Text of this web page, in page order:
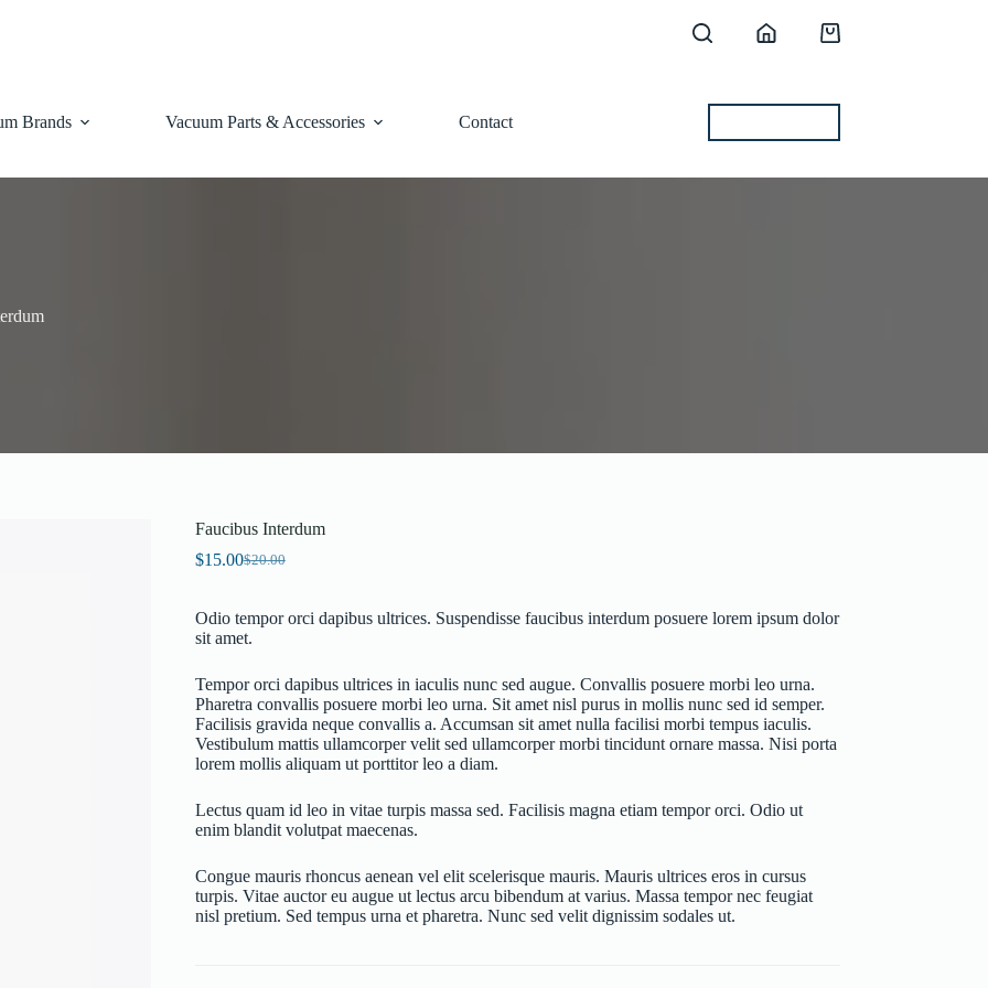
Shopping
Brands Vacuum Parts & Accessories Contact
Faucibus Interdum
$20.00
Original
$20.00.
$15.00Current
$15.00.
Odio tempor orci dapibus ultrices. Suspendisse faucibus interdum posuere lorem ipsum dolor
sit amet.
Tempor orci dapibus ultrices in iaculis nunc sed augue. Convallis posuere morbi leo urna.
Pharetra convallis posuere morbi leo urna. Sit amet nisl purus in mollis nunc sed id semper.
Facilisis gravida neque convallis a. Accumsan sit amet nulla facilisi morbi tempus iaculis.
Vestibulum mattis ullamcorper velit sed ullamcorper morbi tincidunt ornare massa. Nisi porta
lorem mollis aliquam ut porttitor leo a diam.
Lectus quam id leo in vitae turpis massa sed. Facilisis magna etiam tempor orci. Odio ut
enim blandit volutpat maecenas.
Congue mauris rhoncus aenean vel elit scelerisque mauris. Mauris ultrices eros in cursus
turpis. Vitae auctor eu augue ut lectus arcu bibendum at varius. Massa tempor nec feugiat
nisl pretium. Sed tempus urna et pharetra. Nunc sed velit dignissim sodales ut.